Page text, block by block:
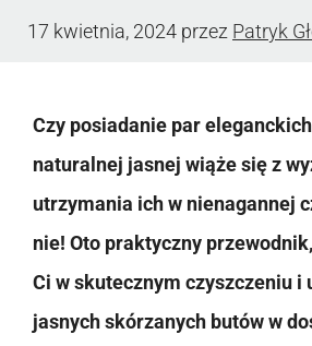
17 kwietnia, 2024 przez Patryk
Czy posiadanie par
naturalnej jasnej wiąże się z
utrzymania ich w nienagannej
nie! Oto praktyczny
Ci w skutecznym czyszczeniu i
jasnych skórzanych butów w